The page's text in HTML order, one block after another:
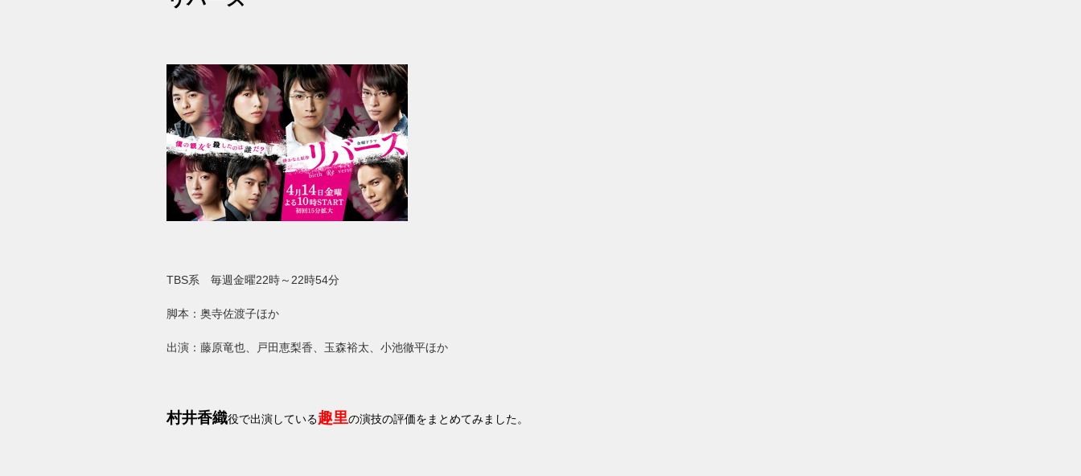
TBS系 毎週金曜22時～ 22時54分
脚本：奥寺佐渡子ほか
出演：藤原竜也、戸田恵梨香、玉森裕太、小池徹平ほか
村井香織役で出演している趣里の演技の評価をまとめてみました。